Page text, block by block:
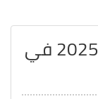
سعر الذهب بتاريخ 24-11-2025 في